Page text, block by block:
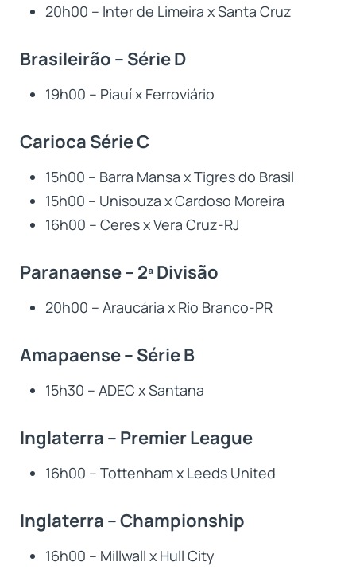
20h00 – Inter de Limeira x Santa Cruz
Brasileirão – Série D
19h00 – Piauí x Ferroviário
Carioca Série C
15h00 – Barra Mansa x Tigres do Brasil
15h00 – Unisouza x Cardoso Moreira
16h00 – Ceres x Vera Cruz-RJ
Paranaense – 2ª Divisão
20h00 – Araucária x Rio Branco-PR
Amapaense – Série B
15h30 – ADEC x Santana
Inglaterra – Premier League
16h00 – Tottenham x Leeds United
Inglaterra – Championship
16h00 – Millwall x Hull City